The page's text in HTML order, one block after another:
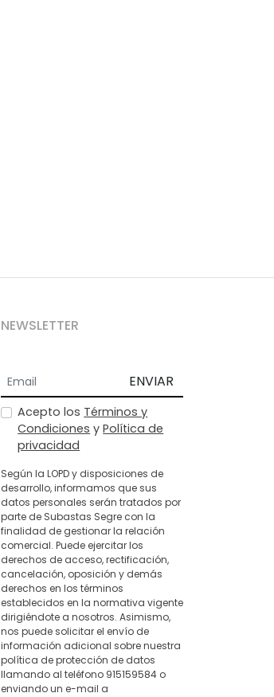
NEWSLETTER
ENVIAR
Acepto los Términos y
Condiciones yPolítica de
privacidad
Según la LOPD y disposiciones de
desarrollo, informamos que sus
datos personales serán tratados por
parte de Subastas Segre con la
finalidad de gestionar la relación
comercial. Puede ejercitar los
derechos de acceso, rectificación,
cancelación, oposición y demás
derechos en los términos
establecidos en la normativa vigente
dirigiéndote a nosotros. Asimismo,
nos puede solicitar el envío de
información adicional sobre nuestra
política de protección de datos
llamando al teléfono 915159584 o
enviando un e-mail a